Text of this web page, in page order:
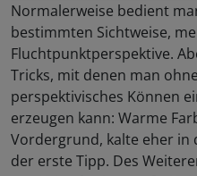
Normalerweise bedient
bestimmten Sichtweise,
Fluchtpunktperspektive.
Tricks, mit denen man
perspektivisches Können
erzeugen kann: Warme
Vordergrund, kalte eher
der erste Tipp. Des